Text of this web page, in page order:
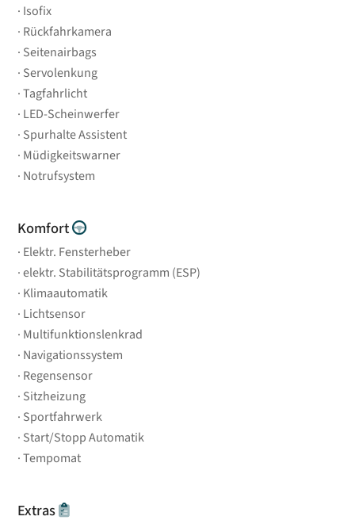
Isofix
Rückfahrkamera
Seitenairbags
Servolenkung
Tagfahrlicht
LED-Scheinwerfer
Spurhalte Assistent
Müdigkeitswarner
Notrufsystem
Komfort
Elektr. Fensterheber
elektr. Stabilitätsprogramm (ESP)
Klimaautomatik
Lichtsensor
Multifunktionslenkrad
Navigationssystem
Regensensor
Sitzheizung
Sportfahrwerk
Start/Stopp Automatik
Tempomat
Extras